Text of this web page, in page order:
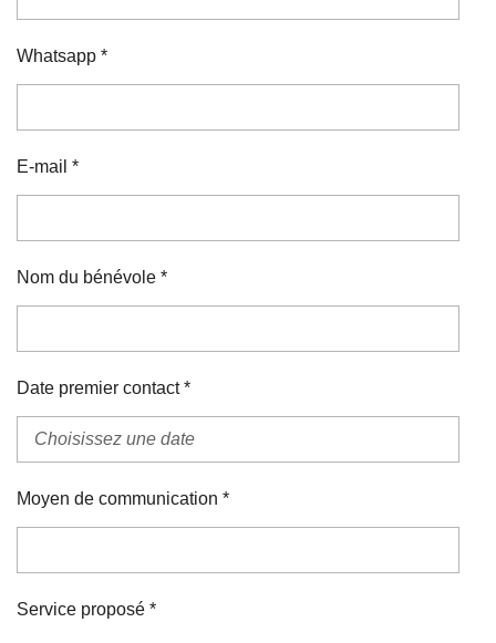
Whatsapp *
E-mail *
Nom du bénévole *
Date premier contact *
Moyen de communication *
Service proposé *